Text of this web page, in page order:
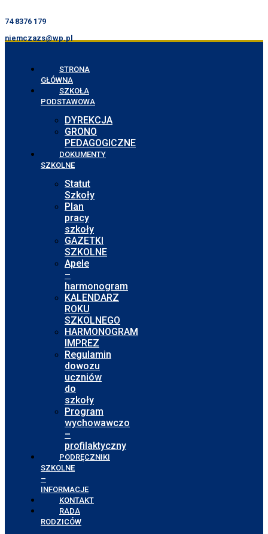
74 8376 179
niemczazs@wp.pl
STRONA
GŁÓWNA
SZKOŁA
PODSTAWOWA
DYREKCJA
GRONO
PEDAGOGICZNE
DOKUMENTY
SZKOLNE
Statut
Szkoły
Plan
pracy
szkoły
GAZETKI
SZKOLNE
Apele
–
harmonogram
KALENDARZ
ROKU
SZKOLNEGO
HARMONOGRAM
IMPREZ
Regulamin
dowozu
uczniów
do
szkoły
Program
wychowawczo
–
profilaktyczny
PODRĘCZNIKI
SZKOLNE
–
INFORMACJE
KONTAKT
RADA
RODZICÓW